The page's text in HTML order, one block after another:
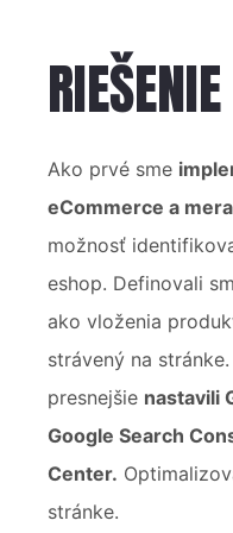
RIEŠENIE
Ako prvé sme
eCommerce a
možnosť
eshop. Definovali
ako vloženia
strávený na
presnejšie nastavili
Google Search
Center.
stránke.